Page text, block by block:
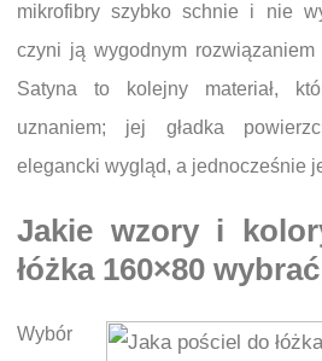
mikrofibry szybko schnie i nie
czyni ją wygodnym
Satyna to kolejny materiał,
uznaniem; jej gładka
elegancki wygląd, a jednocześnie
Jakie wzory i
łóżka 160×80 wybrać
Wybór